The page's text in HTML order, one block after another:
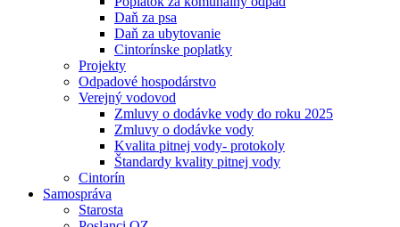
Daň za psa
Daň za ubytovanie
Cintorínske poplatky
Projekty
Odpadové hospodárstvo
Verejný vodovod
Zmluvy o dodávke vody do roku 2025
Zmluvy o dodávke vody
Kvalita pitnej vody- protokoly
Štandardy kvality pitnej vody
Cintorín
Samospráva
Starosta